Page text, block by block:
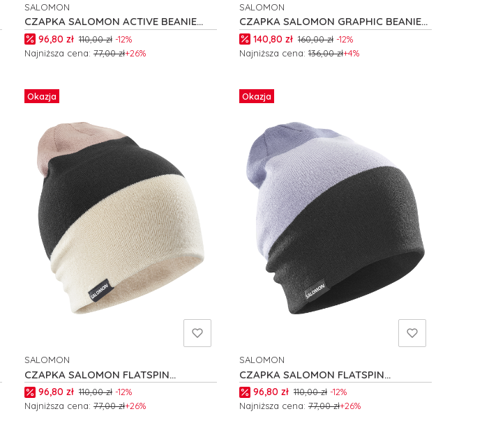
CZAPKA SALOMON ACTIVE BEANIE
C26322
PRODUCENT
SALOMON
Cena promocyjna
96,80 zł 110,00 zł -12%
Najniższa cena: 77,00 zł+26%
CZAPKA SALOMON GRAPHIC BEANIE
C27087
PRODUCENT
SALOMON
Cena promocyjna
140,80 zł 160,00 zł -12%
Najniższa cena: 136,00 zł+4%
Okazja
CZAPKA SALOMON FLATSPIN
REVERSIBLE C26307
PRODUCENT
SALOMON
Cena promocyjna
96,80 zł 110,00 zł -12%
Najniższa cena: 77,00 zł+26%
Okazja
CZAPKA SALOMON FLATSPIN
REVERSIBLE C26306
PRODUCENT
SALOMON
Cena promocyjna
96,80 zł 110,00 zł -12%
Najniższa cena: 77,00 zł+26%